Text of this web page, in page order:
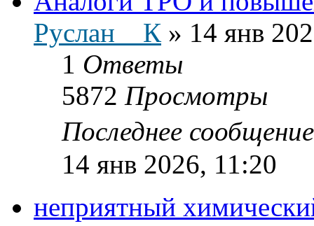
Руслан__К » 14 янв
1 Ответы
5872 Просмотры
Последнее
14 янв 2026, 11:20
неприятный